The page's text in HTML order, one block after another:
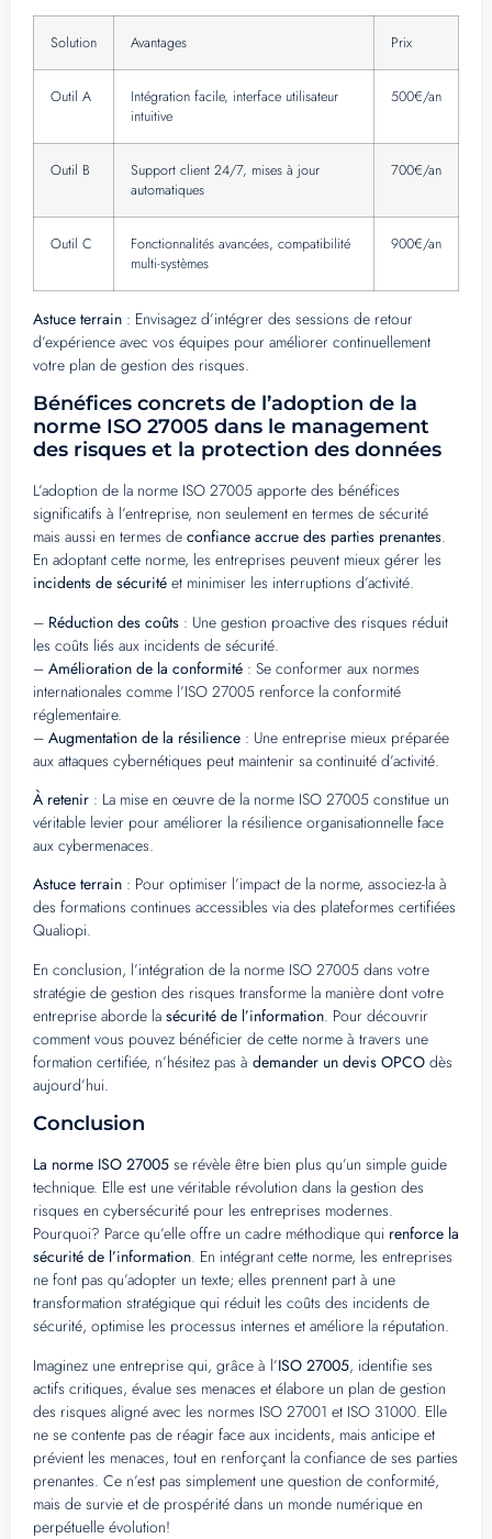
Solution Avantages Prix
Outil A
Intégration facile, interface utilisateur
intuitive
500€/an
Outil B
Support client 24/7, mises à jour
automatiques
700€/an
Outil C
Fonctionnalités avancées, compatibilité
multi-systèmes
900€/an
Astuce terrain : Envisagez d’intégrer des sessions de retour
d’expérience avec vos équipes pour améliorer continuellement
votre plan de gestion des risques.
Bénéfices concrets de l’adoption de la
norme ISO 27005 dans le management
des risques et la protection des données
L’adoption de la norme ISO 27005 apporte des bénéfices
significatifs à l’entreprise, non seulement en termes de sécurité
mais aussi en termes de confiance accrue des parties prenantes.
En adoptant cette norme, les entreprises peuvent mieux gérer les
incidents de sécurité et minimiser les interruptions d’activité.
– Réduction des coûts : Une gestion proactive des risques réduit
les coûts liés aux incidents de sécurité.
– Amélioration de la conformité : Se conformer aux normes
internationales comme l’ISO 27005 renforce la conformité
réglementaire.
– Augmentation de la résilience : Une entreprise mieux préparée
aux attaques cybernétiques peut maintenir sa continuité d’activité.
À retenir : La mise en œuvre de la norme ISO 27005 constitue un
véritable levier pour améliorer la résilience organisationnelle face
aux cybermenaces.
Astuce terrain : Pour optimiser l’impact de la norme, associez-la à
des formations continues accessibles via des plateformes certifiées
Qualiopi.
En conclusion, l’intégration de la norme ISO 27005 dans votre
stratégie de gestion des risques transforme la manière dont votre
entreprise aborde la sécurité de l’information. Pour découvrir
comment vous pouvez bénéficier de cette norme à travers une
formation certifiée, n’hésitez pas à demander un devis OPCO dès
aujourd’hui.
Conclusion
La norme ISO 27005 se révèle être bien plus qu’un simple guide
technique. Elle est une véritable révolution dans la gestion des
risques en cybersécurité pour les entreprises modernes.
Pourquoi? Parce qu’elle offre un cadre méthodique qui renforce la
sécurité de l’information. En intégrant cette norme, les entreprises
ne font pas qu’adopter un texte; elles prennent part à une
transformation stratégique qui réduit les coûts des incidents de
sécurité, optimise les processus internes et améliore la réputation.
Imaginez une entreprise qui, grâce à l’ISO 27005, identifie ses
actifs critiques, évalue ses menaces et élabore un plan de gestion
des risques aligné avec les normes ISO 27001 et ISO 31000. Elle
ne se contente pas de réagir face aux incidents, mais anticipe et
prévient les menaces, tout en renforçant la confiance de ses parties
prenantes. Ce n’est pas simplement une question de conformité,
mais de survie et de prospérité dans un monde numérique en
perpétuelle évolution!